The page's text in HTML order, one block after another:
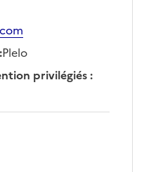
:Plelo
privilégiés: